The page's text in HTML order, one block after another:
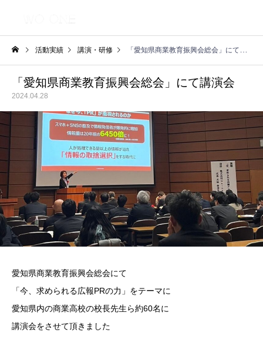
活動実績 講演・研修 「愛知県商業教育振興会総会」にて講演会
「愛知県商業教育振興会総会」にて講演会
2024.04.28
愛知県商業教育振興会総会にて
「今、求められる広報PRの力」をテーマに
愛知県内の商業高校の校長先生ら約60名に
講演会をさせて頂きました